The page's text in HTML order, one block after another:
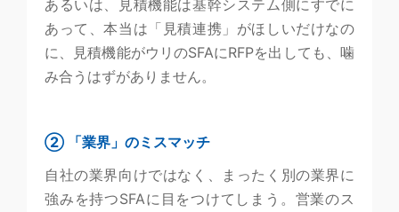
あるいは、見積機能は基幹システム側にすでに
あって、本当は「見積連携」がほしいだけなの
に、見積機能がウリのSFAにRFPを出しても、噛
み合うはずがありません。
② 「業界」のミスマッチ
自社の業界向けではなく、まったく別の業界に
強みを持つSFAに目をつけてしまう。営業のス